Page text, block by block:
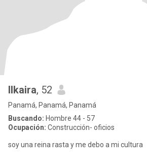
Ilkaira, 52
Panamá, Panamá, Panamá
Buscando: Hombre 44 - 57
Ocupación: Construcción- oficios
soy una reina rasta y me debo a mi cultura